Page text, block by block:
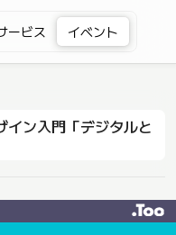
ービス イベント
イン入門「デジタルと